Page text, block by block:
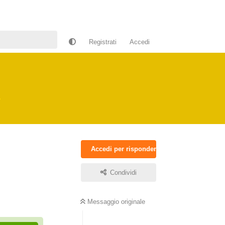
Registrati Accedi
Accedi per rispondere
Condividi
Messaggio originale